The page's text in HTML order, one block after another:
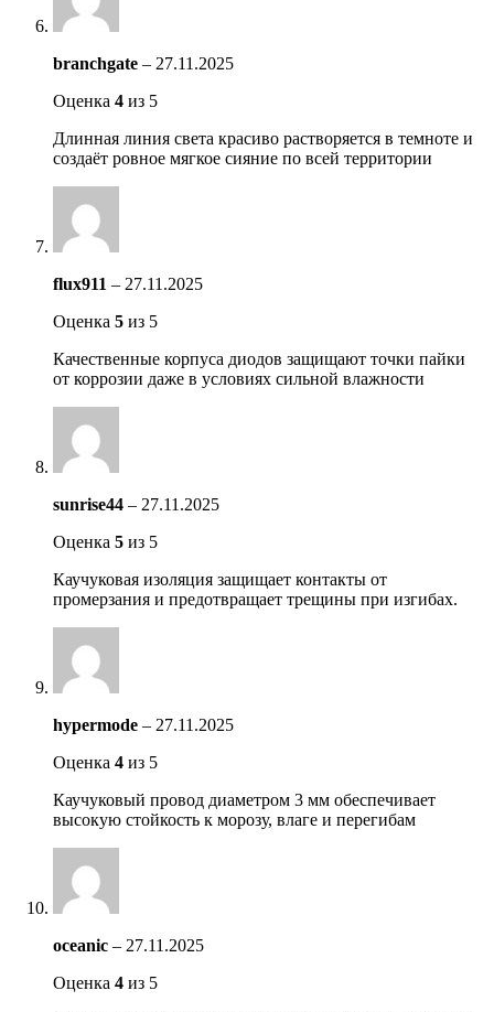
branchgate – 27.11.2025
Оценка 4 из 5
Длинная линия света красиво растворяется в темноте и
создаёт ровное мягкое сияние по всей территории
flux911 – 27.11.2025
Оценка 5 из 5
Качественные корпуса диодов защищают точки пайки
от коррозии даже в условиях сильной влажности
sunrise44 – 27.11.2025
Оценка 5 из 5
Каучуковая изоляция защищает контакты от
промерзания и предотвращает трещины при изгибах.
hypermode – 27.11.2025
Оценка 4 из 5
Каучуковый провод диаметром 3 мм обеспечивает
высокую стойкость к морозу, влаге и перегибам
oceanic – 27.11.2025
Оценка 4 из 5